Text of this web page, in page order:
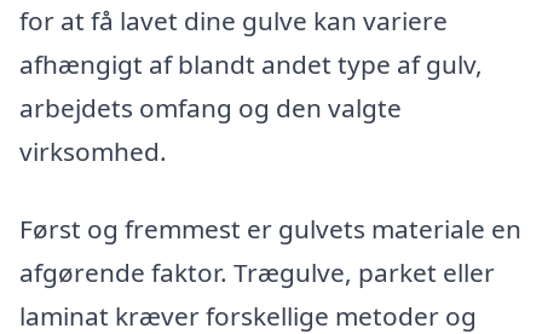
for at få lavet dine gulve kan variere
afhængigt af blandt andet type af gulv,
arbejdets omfang og den valgte
virksomhed.
Først og fremmest er gulvets materiale en
afgørende faktor. Trægulve, parket eller
laminat kræver forskellige metoder og